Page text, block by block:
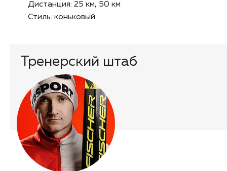
Дистанция: 25 км, 50 км
Стиль: коньковый
Тренерский штаб